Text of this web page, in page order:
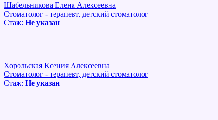
Шабельникова Елена Алексеевна
Стоматолог - терапевт, детский стоматолог
Стаж: Не указан
Хорольская Ксения Алексеевна
Стоматолог - терапевт, детский стоматолог
Стаж: Не указан